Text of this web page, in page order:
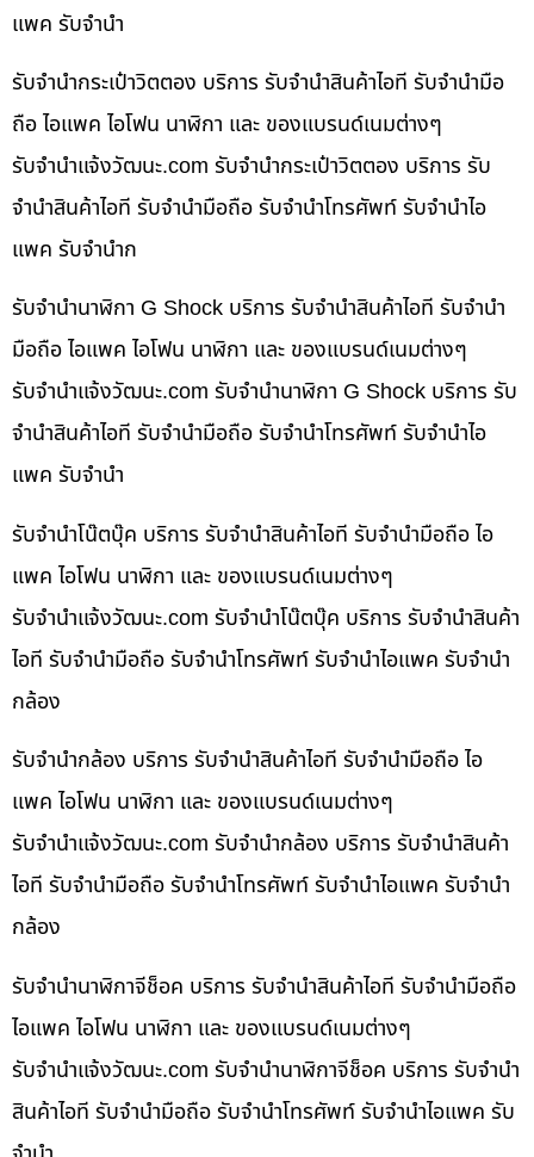
แพค รับจำนำ
รับจำนำกระเป๋าวิตตอง บริการ รับจำนำสินค้าไอที รับจำนำมือ
ถือ ไอแพค ไอโฟน นาฬิกา และ ของแบรนด์เนมต่างๆ
รับจํานําแจ้งวัฒนะ.com รับจำนำกระเป๋าวิตตอง บริการ รับ
จำนำสินค้าไอที รับจำนำมือถือ รับจำนำโทรศัพท์ รับจำนำไอ
แพค รับจำนำก
รับจำนำนาฬิกา G Shock บริการ รับจำนำสินค้าไอที รับจำนำ
มือถือ ไอแพค ไอโฟน นาฬิกา และ ของแบรนด์เนมต่างๆ
รับจํานําแจ้งวัฒนะ.com รับจำนำนาฬิกา G Shock บริการ รับ
จำนำสินค้าไอที รับจำนำมือถือ รับจำนำโทรศัพท์ รับจำนำไอ
แพค รับจำนำ
รับจำนำโน๊ตบุ๊ค บริการ รับจำนำสินค้าไอที รับจำนำมือถือ ไอ
แพค ไอโฟน นาฬิกา และ ของแบรนด์เนมต่างๆ
รับจํานําแจ้งวัฒนะ.com รับจำนำโน๊ตบุ๊ค บริการ รับจำนำสินค้า
ไอที รับจำนำมือถือ รับจำนำโทรศัพท์ รับจำนำไอแพค รับจำนำ
กล้อง
รับจำนำกล้อง บริการ รับจำนำสินค้าไอที รับจำนำมือถือ ไอ
แพค ไอโฟน นาฬิกา และ ของแบรนด์เนมต่างๆ
รับจํานําแจ้งวัฒนะ.com รับจำนำกล้อง บริการ รับจำนำสินค้า
ไอที รับจำนำมือถือ รับจำนำโทรศัพท์ รับจำนำไอแพค รับจำนำ
กล้อง
รับจำนำนาฬิกาจีช็อค บริการ รับจำนำสินค้าไอที รับจำนำมือถือ
ไอแพค ไอโฟน นาฬิกา และ ของแบรนด์เนมต่างๆ
รับจํานําแจ้งวัฒนะ.com รับจำนำนาฬิกาจีช็อค บริการ รับจำนำ
สินค้าไอที รับจำนำมือถือ รับจำนำโทรศัพท์ รับจำนำไอแพค รับ